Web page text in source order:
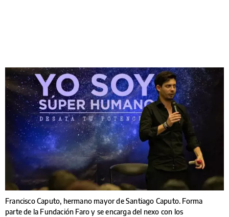
Francisco Caputo, hermano mayor de Santiago Caputo. Forma
parte de la Fundación Faro y se encarga del nexo con los